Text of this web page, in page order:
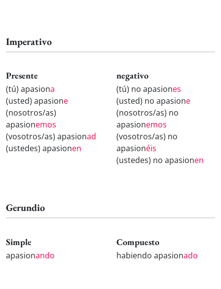
Imperativo
Presente
(tú) apasiona
(usted) apasione
(nosotros/as)
apasionemos
(vosotros/as) apasionad
(ustedes) apasionen
negativo
(tú) no apasiones
(usted) no apasione
(nosotros/as) no
apasionemos
(vosotros/as) no
apasionéis
(ustedes) no apasionen
Gerundio
Simple
apasionando
Compuesto
habiendo apasionado